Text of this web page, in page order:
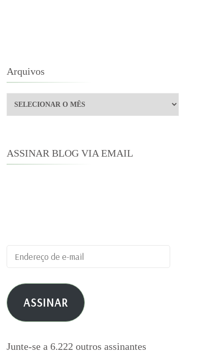
Arquivos
Arquivos
ASSINAR BLOG VIA EMAIL
Endereço
de
e-
mail ASSINAR
Junte-se a 6.222 outros assinantes